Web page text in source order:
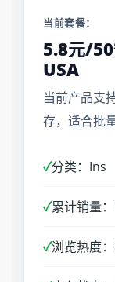
当前套餐：
5.8元/
USA
当前产品支
存，适合批
✓分类：Ins
✓累计销量
✓浏览热度